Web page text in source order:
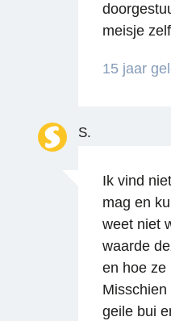
meisje
15 jaar
S.
Ik vind
mag en
weet niet
waarde
en hoe ze
geile bui